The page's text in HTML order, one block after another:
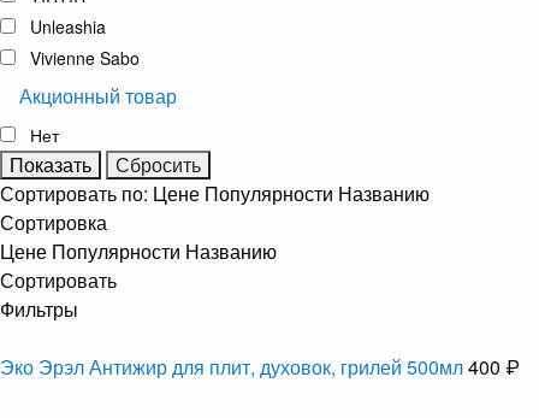
Unleashia
Vivienne Sabo
Акционный товар
Нет
Сортировать по: Цене Популярности Названию
Сортировка
Цене Популярности Названию
Сортировать
Фильтры
Эко Эрэл Антижир для плит, духовок, грилей 500мл400 ₽